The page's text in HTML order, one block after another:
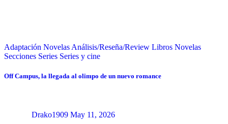
Adaptación Novelas Análisis/Reseña/Review Libros Novelas
Secciones Series Series y cine
Off Campus, la llegada al olimpo de un nuevo romance
Drako1909 May 11, 2026